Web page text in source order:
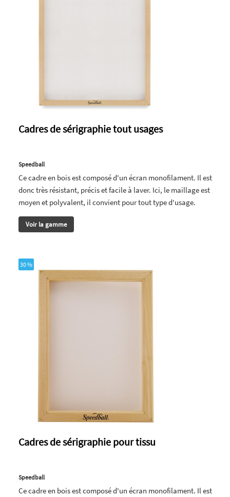
Cadres de sérigraphie tout usages
Speedball
Ce cadre en bois est composé d'un écran monofilament. Il est
donc très résistant, précis et facile à laver. Ici, le maillage est
moyen et polyvalent, il convient pour tout type d'usage.
Voir la gamme
30 %
Cadres de sérigraphie pour tissu
Speedball
Ce cadre en bois est composé d'un écran monofilament. Il est